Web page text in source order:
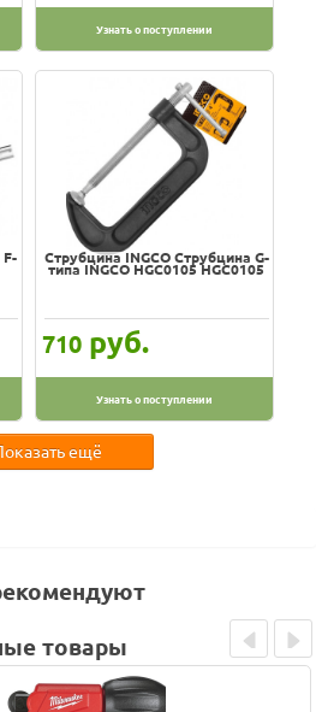
Узнать о поступлении
F- Струбцина INGCO Струбцина G-
типа INGCO HGC0105 HGC0105
710 руб.
Узнать о поступлении
ещё
товары
Prev Next